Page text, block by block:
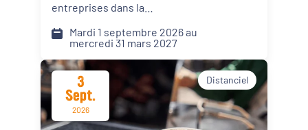
entreprises dans la
face aux défis climatiques,
environnementaux et
sociétaux. Comment pérenniser
mon activité dans un monde qui
change vite ? Comment mieux
anticiper les risques et réduire
Mardi 1 septembre 2026 au
mercredi 31 mars 2027
3
Sept.
2026
Distanciel